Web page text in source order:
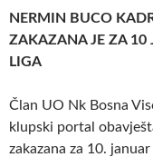
NERMIN BUCO
ZAKAZANA JE ZA 10
LIGA
Član UO Nk Bosna
klupski portal
zakazana za 10.